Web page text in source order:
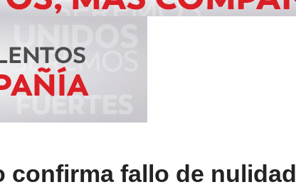
confirma fallo de nulidad